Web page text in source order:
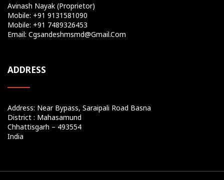
Avinash Nayak (Proprietor)
Mobile: +91 9131581090
Mobile: +91 7489326453
Email: Cgsandeshmsmd@gmail.com
ADDRESS
Address: Near Bypass, Saraipali Road Basna
District : Mahasamund
Chhattisgarh – 493554
India